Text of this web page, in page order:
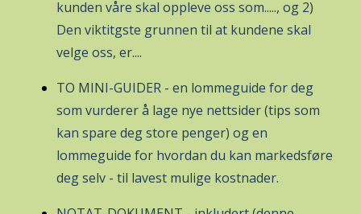
kunden våre skal oppleve oss som....., og 2)
Den viktitgste grunnen til at kundene skal
velge oss, er....
TO MINI-GUIDER - en lommeguide for deg
som vurderer å lage nye nettsider (tips som
kan spare deg store penger) og en
lommeguide for hvordan du kan markedsføre
deg selv - til lavest mulige kostnader.